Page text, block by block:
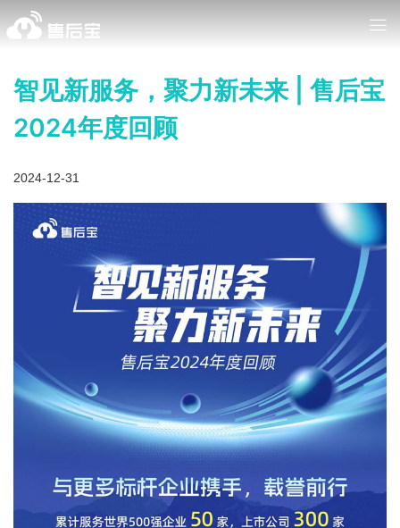
智见新服务，聚力新未来 | 售后宝
2024年度回顾
2024-12-31